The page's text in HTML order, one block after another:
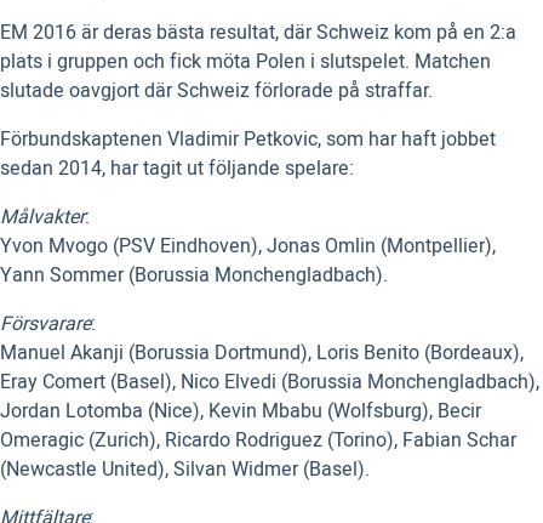
EM 2016 är deras bästa resultat, där Schweiz kom på en 2:a
plats i gruppen och fick möta Polen i slutspelet. Matchen
slutade oavgjort där Schweiz förlorade på straffar.
Förbundskaptenen Vladimir Petkovic, som har haft jobbet
sedan 2014, har tagit ut följande spelare:
Målvakter:
Yvon Mvogo (PSV Eindhoven), Jonas Omlin (Montpellier),
Yann Sommer (Borussia Monchengladbach).
Försvarare:
Manuel Akanji (Borussia Dortmund), Loris Benito (Bordeaux),
Eray Comert (Basel), Nico Elvedi (Borussia Monchengladbach),
Jordan Lotomba (Nice), Kevin Mbabu (Wolfsburg), Becir
Omeragic (Zurich), Ricardo Rodriguez (Torino), Fabian Schar
(Newcastle United), Silvan Widmer (Basel).